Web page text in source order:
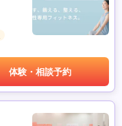
体験・相談予約